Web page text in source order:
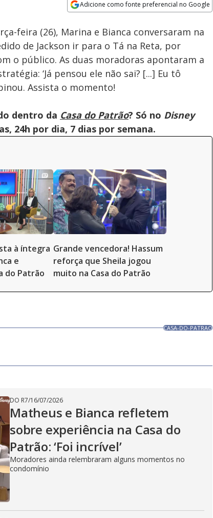
Adicione como fonte preferencial no Google
Velocidade
feira (26), Marina e Bianca conversaram na
de Jackson ir para o Tá na Reta, por
o público. As duas moradoras apontaram a
‘Já pensou ele não sai? [...] Eu tô
Assista o momento!
dentro da Casa do Patrão? Só no Disney
24h por dia, 7 dias por semana.
à íntegra
e
do Patrão
Grande vencedora! Hassum
reforça que Sheila jogou
muito na Casa do Patrão
CASA-DO-PATRAO
DO R7/16/07/2026
Matheus e Bianca refletem
sobre experiência na Casa do
Patrão: ‘Foi incrível’
Moradores ainda relembraram alguns momentos no
condomínio